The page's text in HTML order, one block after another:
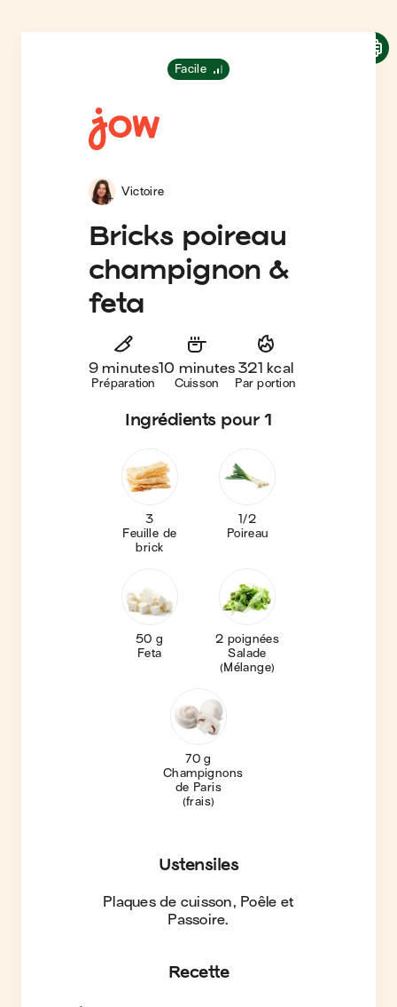
Facile
Victoire
Bricks poireau
champignon &
feta
9 minutes
Préparation
10 minutes
Cuisson
321 kcal
Par portion
Ingrédients pour 1
3
Feuille de
brick
1/2
Poireau
50 g
Feta
2 poignées
Salade
(Mélange)
70 g
Champignons
de Paris
(frais)
Ustensiles
Plaques de cuisson, Poêle et
Passoire.
Recette